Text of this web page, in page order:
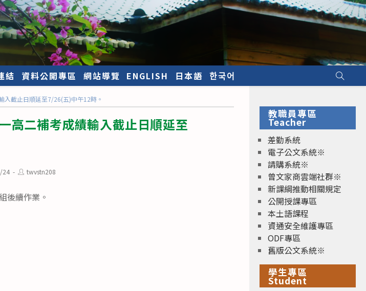
結 資料公開專區 網站導覽 ENGLISH 日本語 한국어
入截止日順延至7/26(五)中午12時。
高二補考成績輸入截止日順延至
24
Posttwvstn208
後續作業。
教職員專區
Teacher
差勤系統
電子公文系統※
請購系統※
曾文家商雲端社群※
新課綱推動相關規定
公開授課專區
本土語課程
資通安全維護專區
ODF專區
舊版公文系統※
學生專區
Student